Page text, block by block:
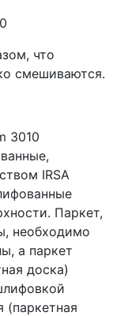
что
смешиваются.
3010
IRSA
Паркет,
необходимо
а паркет
доска)
(паркетная